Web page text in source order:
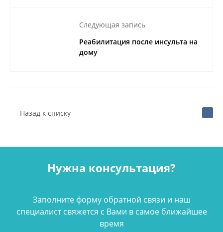
Следующая запись
Реабилитация после инсульта на
дому
Назад к списку
Нужна консультация?
Заполните форму обратной связи и наш
специалист свяжется с Вами в самое ближайшее
время